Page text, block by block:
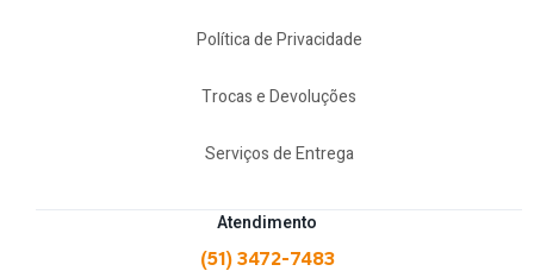
Atendimento
(51) 3472-7483
Política de Privacidade
Trocas e Devoluções
Serviços de Entrega